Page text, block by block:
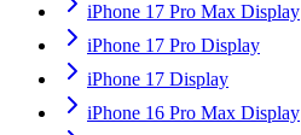
iPhone 17 Pro Max Display
iPhone 17 Pro Display
iPhone 17 Display
iPhone 16 Pro Max Display